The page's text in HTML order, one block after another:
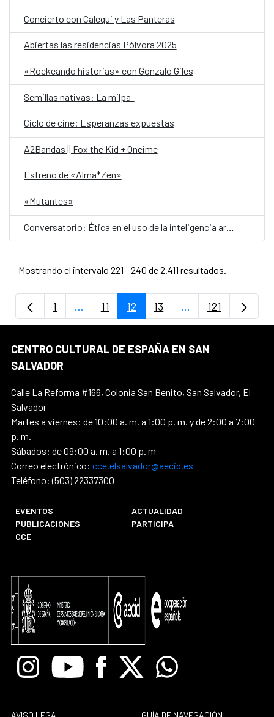
Concierto con Calequi y Las Panteras
Abiertas las residencias Pólvora 2025
«Rockeando historias» con Gonzalo Giles
Semillas nativas: La milpa
Ciclo de cine: Esperanzas expuestas
A2Bandas || Fox the Kid + Oneime
Estreno de «Alma*Zen»
«Mutantes»
Conversatorio: Ética en el uso de la inteligencia artificial en la educación superior
Mostrando el intervalo 221 - 240 de 2.411 resultados.
Página
1 ...Páginas intermedias Use TAB para
Página
11 Página
12 Página
13 ...PáginasPágina
121
CENTRO CULTURAL DE ESPAÑA EN SAN
SALVADOR
Calle La Reforma #166, Colonia San Benito, San Salvador, El
Salvador
Martes a viernes: de 10:00 a. m. a 1:00 p. m. y de 2:00 a 7:00
p. m.
Sábados: de 09:00 a. m. a 1:00 p. m
Correo electrónico: cce.elsalvador@aecid.es
Teléfono: (503) 22337300
EVENTOS
ACTUALIDAD
PUBLICACIONES
PARTICIPA
CCE
InstagramYoutube Facebook
X Whatsapp